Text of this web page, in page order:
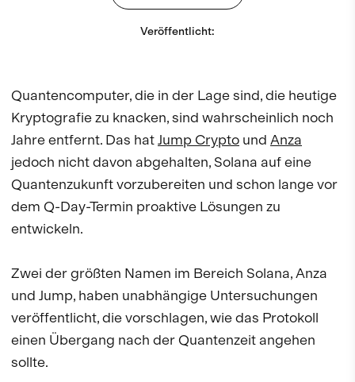
Veröffentlicht:
Quantencomputer, die in der Lage sind, die heutige
Kryptografie zu knacken, sind wahrscheinlich noch
Jahre entfernt. Das hatJump Crypto und Anza
jedoch nicht davon abgehalten, Solana auf eine
Quantenzukunft vorzubereiten und schon lange vor
dem Q-Day-Termin proaktive Lösungen zu
entwickeln.
Zwei der größten Namen im Bereich Solana, Anza
und Jump, haben unabhängige Untersuchungen
veröffentlicht, die vorschlagen, wie das Protokoll
einen Übergang nach der Quantenzeit angehen
sollte.